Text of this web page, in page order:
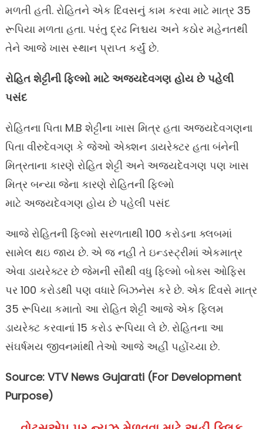
મળતી હતી. રોહિતને એક દિવસનું કામ કરવા માટે માત્ર 35
રૂપિયા મળતા હતા. પરંતુ દ્રઢ નિશ્ચય અને કઠોર મહેનતથી
તેને આજે ખાસ સ્થાન પ્રાપ્ત કર્યું છે.
રોહિત શેટ્ટીની ફિલ્મો માટે અજયદેવગણ હોય છે પહેલી
પસંદ
રોહિતના પિતા M.B શેટ્ટીના ખાસ મિત્ર હતા અજયદેવગણના
પિતા વીરુદેવગણ કે જેઓ એક્શન ડાયરેક્ટર હતા બંનેની
મિત્રતાના કારણે રોહિત શેટ્ટી અને અજયદેવગણ પણ ખાસ
મિત્ર બન્યા જેના કારણે રોહિતની ફિલ્મો
માટે અજયદેવગણ હોય છે પહેલી પસંદ
આજે રોહિતની ફિલ્મો સરળતાથી 100 કરોડના ક્લબમાં
સામેલ થઇ જાય છે. એ જ નહી તે ઇન્ડસ્ટ્રીમાં એકમાત્ર
એવા ડાયરેક્ટર છે જેમની સૌથી વધુ ફિલ્મો બોક્સ ઓફિસ
પર 100 કરોડથી પણ વધારે બિઝનેસ કરે છે. એક દિવસે માત્ર
35 રૂપિયા કમાતો આ રોહિત શેટ્ટી આજે એક ફ્લિમ
ડાયરેક્ટ કરવાનાં 15 કરોડ રૂપિયા લે છે. રોહિતના આ
સંઘર્ષમય જીવનમાંથી તેઓ આજે અહીં પહોંચ્યા છે.
Source: VTV News Gujarati (For Development
Purpose)